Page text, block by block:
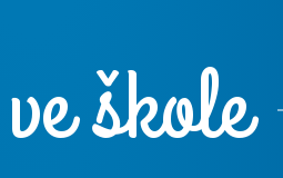
škole